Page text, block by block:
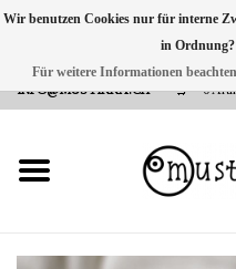
VERSANDKOSTEN 0 CHF
INFO@MUSTIKKA.CH
0
NEU BEI UNS
SHOP - A PIECE OF
FINLAND FOR YOU
Marken
Wir benutzen Cookies nur für interne
in Ordnung?
Für weitere Informationen